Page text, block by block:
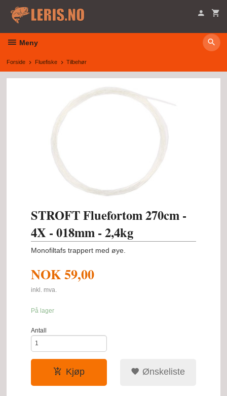
innholdet
Meny
Forside Fluefiske Tilbehør
STROFT Fluefortom 270cm -
4X - 018mm - 2,4kg
Monofiltafs trappert med øye.
NOK59,00
inkl. mva.
På lager
Antall
Kjøp Ønskeliste